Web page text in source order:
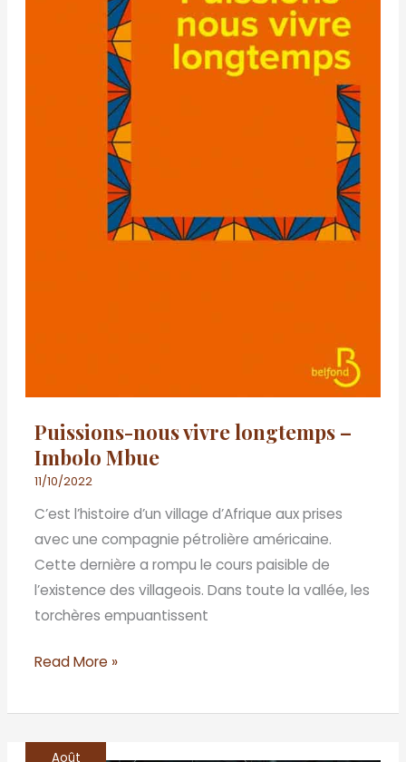
Puissions-nous vivre longtemps –
Imbolo Mbue
11/10/2022
C’est l’histoire d’un village d’Afrique aux prises
avec une compagnie pétrolière américaine.
Cette dernière a rompu le cours paisible de
l’existence des villageois. Dans toute la vallée, les
torchères empuantissent
Read More »
Août